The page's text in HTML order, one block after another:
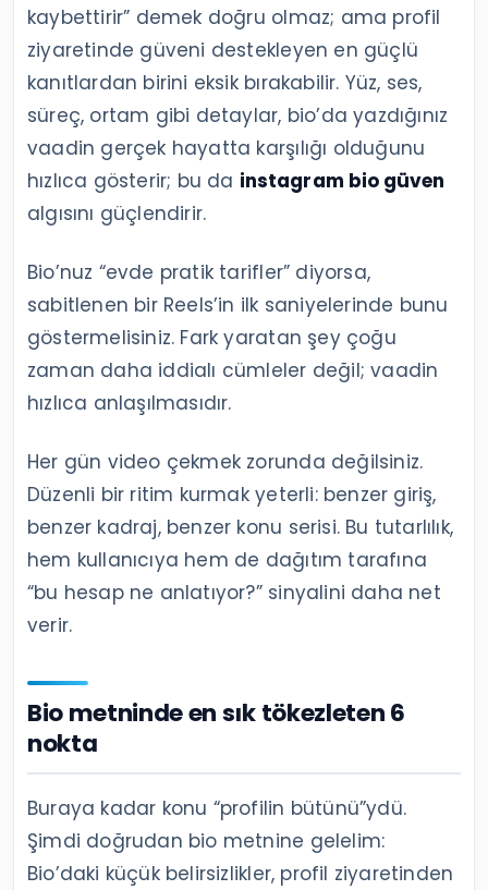
kaybettirir” demek doğru olmaz; ama profil
ziyaretinde güveni destekleyen en güçlü
kanıtlardan birini eksik bırakabilir. Yüz, ses,
süreç, ortam gibi detaylar, bio’da yazdığınız
vaadin gerçek hayatta karşılığı olduğunu
hızlıca gösterir; bu da instagram bio güven
algısını güçlendirir.
Bio’nuz “evde pratik tarifler” diyorsa,
sabitlenen bir Reels’in ilk saniyelerinde bunu
göstermelisiniz. Fark yaratan şey çoğu
zaman daha iddialı cümleler değil; vaadin
hızlıca anlaşılmasıdır.
Her gün video çekmek zorunda değilsiniz.
Düzenli bir ritim kurmak yeterli: benzer giriş,
benzer kadraj, benzer konu serisi. Bu tutarlılık,
hem kullanıcıya hem de dağıtım tarafına
“bu hesap ne anlatıyor?” sinyalini daha net
verir.
Bio metninde en sık tökezleten 6
nokta
Buraya kadar konu “profilin bütünü”ydü.
Şimdi doğrudan bio metnine gelelim:
Bio’daki küçük belirsizlikler, profil ziyaretinden